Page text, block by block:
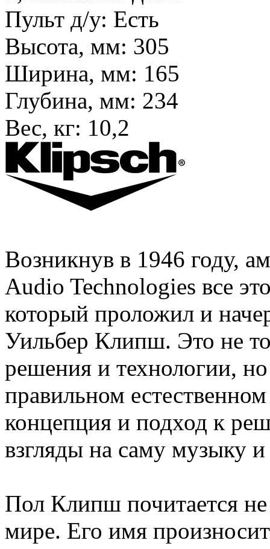
Пульт д/у: Есть
Высота, мм: 305
Ширина, мм: 165
Глубина, мм: 234
Вес, кг: 10,2
Возникнув в 1946 году,
Audio Technologies все
который проложил и
Уильбер Клипш. Это не
решения и технологии,
правильном
концепция и подход к
взгляды на саму музыку
Пол Клипш почитается
мире. Его имя